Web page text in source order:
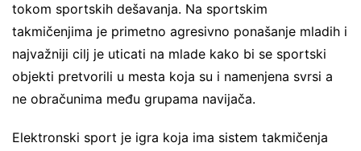
tokom sportskih dešavanja. Na sportskim
takmičenjima je primetno agresivno ponašanje mladih i
najvažniji cilj je uticati na mlade kako bi se sportski
objekti pretvorili u mesta koja su i namenjena svrsi a
ne obračunima među grupama navijača.
Elektronski sport je igra koja ima sistem takmičenja